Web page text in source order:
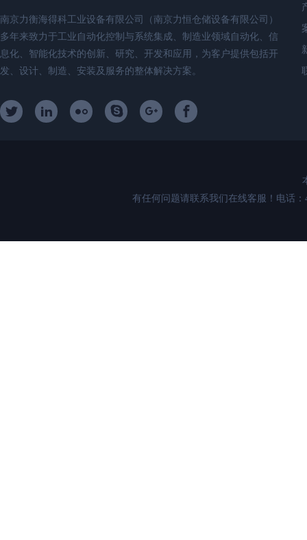
南京力衡海得科工业设备有限公司（南京力恒仓储设备有限公司）
多年来致力于工业自动化控制与系统集成、制造业领域自动化、信
息化、智能化技术的创新、研究、开发和应用，为客户提供包括开
发、设计、制造、安装及服务的整体解决方案。
有任何问题请联系我们在线客服！电话：